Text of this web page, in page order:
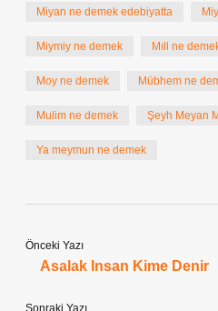
Miyan ne demek edebiyatta
Miymiy ne demek Mıll ne
Moy ne demek Mübhem ne
Mulim ne demek Şeyh Meyan
Ya meymun ne demek
Önceki Yazı
Asalak Insan Kime Denir
Sonraki Yazı